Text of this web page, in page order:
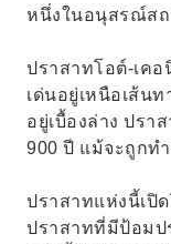
หนึ่งในอนุสรณ์สถ
ปราสาทโอต์-เคอ
เด่นอยู่เหนือเส้น
อยู่เบื้องล่าง ปรา
900 ปี แม้จะถูกท
ปราสาทแห่งนี้เปิ
ปราสาทที่มีป้อมป